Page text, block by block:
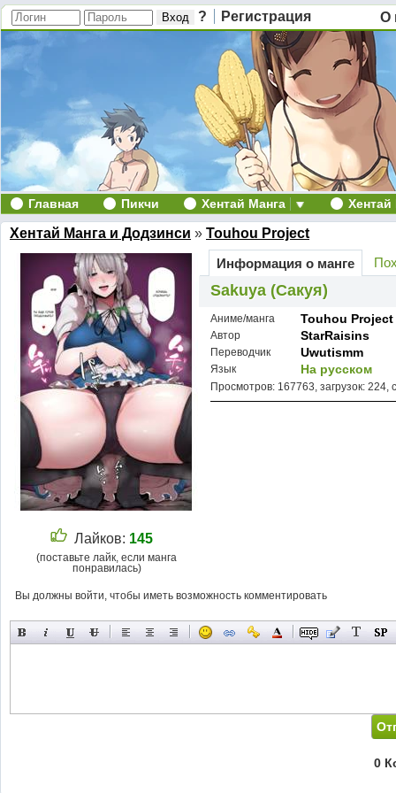
? Регистрация О
Главная Пикчи Хентай Манга
Хентай Манга и Додзинси » Touhou Project
Лайков: 145
(поставьте лайк, если манга
понравилась)
Информация о манге
Sakuya (Сакуя)
Аниме/манга Touhou Project
Автор StarRaisins
Переводчик Uwutismm
Язык На русском
Просмотров: 167763, загрузок: 224,
Вы должны войти, чтобы иметь возможность комментировать
0